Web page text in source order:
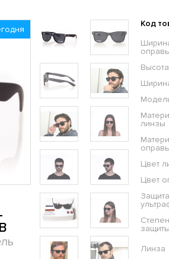
Код
линзы
Цвет
Цвет
защиты
Линза